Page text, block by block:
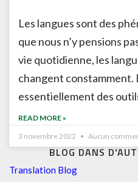
BLOG DANS
Translation Blog
Les langues sont des
que nous n’y pensions
vie quotidienne, les
changent constamment.
essentiellement des
READ MORE »
3 novembre 2022
Aucun